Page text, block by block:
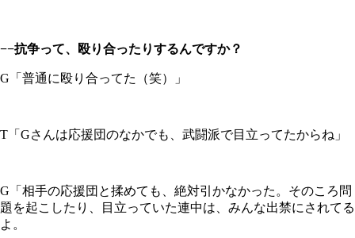
−−抗争って、殴り合ったりするんですか？
G「普通に殴り合ってた（笑）」
T「Gさんは応援団のなかでも、武闘派で目立ってたからね」
G「相手の応援団と揉めても、絶対引かなかった。そのころ問
題を起こしたり、目立っていた連中は、みんな出禁にされてる
よ。